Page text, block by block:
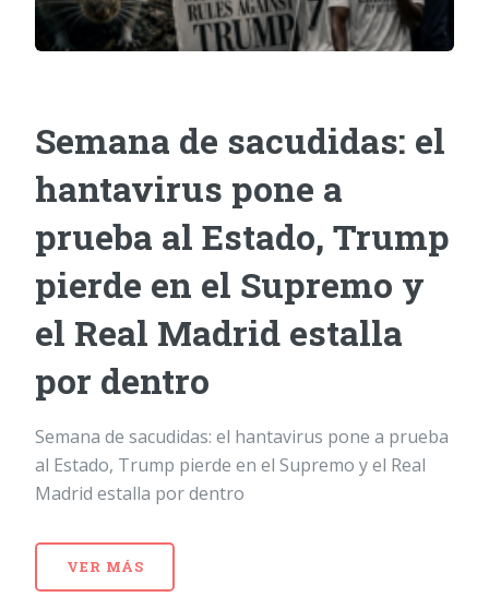
Semana de sacudidas: el
hantavirus pone a
prueba al Estado, Trump
pierde en el Supremo y
el Real Madrid estalla
por dentro
Semana de sacudidas: el hantavirus pone a prueba
al Estado, Trump pierde en el Supremo y el Real
Madrid estalla por dentro
VER MÁS